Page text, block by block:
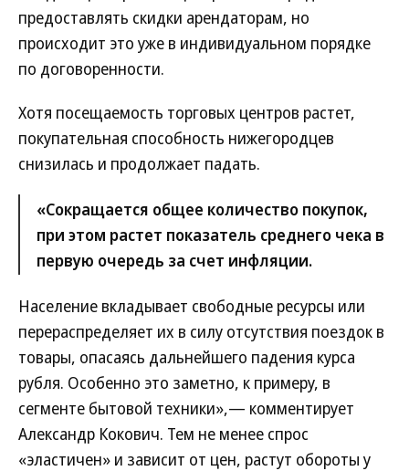
предоставлять скидки арендаторам, но
происходит это уже в индивидуальном порядке
по договоренности.
Хотя посещаемость торговых центров растет,
покупательная способность нижегородцев
снизилась и продолжает падать.
«Сокращается общее количество покупок,
при этом растет показатель среднего чека в
первую очередь за счет инфляции.
Население вкладывает свободные ресурсы или
перераспределяет их в силу отсутствия поездок в
товары, опасаясь дальнейшего падения курса
рубля. Особенно это заметно, к примеру, в
сегменте бытовой техники»,— комментирует
Александр Кокович. Тем не менее спрос
«эластичен» и зависит от цен, растут обороты у